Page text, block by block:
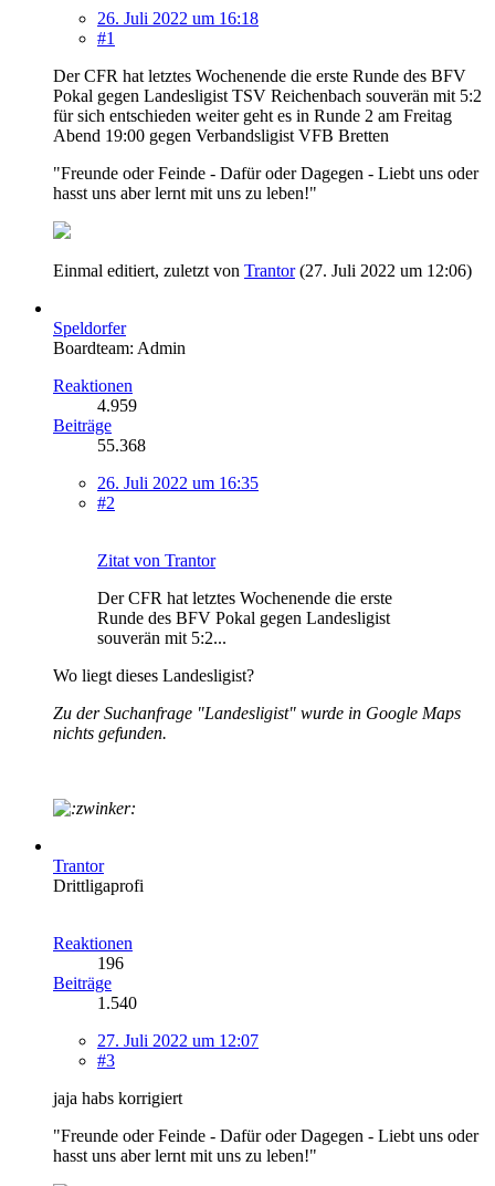
26. Juli 2022 um 16:18
#1
Der CFR hat letztes Wochenende die erste Runde des BFV
Pokal gegen Landesligist TSV Reichenbach souverän mit 5:2
für sich entschieden weiter geht es in Runde 2 am Freitag
Abend 19:00 gegen Verbandsligist VFB Bretten
"Freunde oder Feinde - Dafür oder Dagegen - Liebt uns oder
hasst uns aber lernt mit uns zu leben!"
Einmal editiert, zuletzt von Trantor(27. Juli 2022 um 12:06)
Speldorfer
Boardteam: Admin
Reaktionen
4.959
Beiträge
55.368
26. Juli 2022 um 16:35
#2
Zitat von Trantor
Der CFR hat letztes Wochenende die erste
Runde des BFV Pokal gegen Landesligist
souverän mit 5:2...
Wo liegt dieses Landesligist?
Zu der Suchanfrage "Landesligist" wurde in Google Maps
nichts gefunden.
Trantor
Drittligaprofi
Reaktionen
196
Beiträge
1.540
27. Juli 2022 um 12:07
#3
jaja habs korrigiert
"Freunde oder Feinde - Dafür oder Dagegen - Liebt uns oder
hasst uns aber lernt mit uns zu leben!"